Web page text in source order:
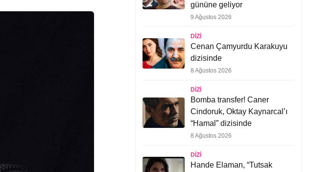
gününe geliyor
9 Ağustos 2026
DIZI
Cenan Çamyurdu Karakuyu
dizisinde
8 Ağustos 2026
DIZI
Bomba transfer! Caner
Cindoruk, Oktay Kaynarcal’ı
“Hamal” dizisinde
8 Ağustos 2026
DIZI
Hande Elaman, “Tutsak